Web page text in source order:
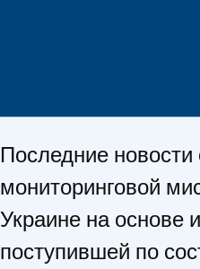
Последние
мониторинговой
Украине на основе
поступившей по